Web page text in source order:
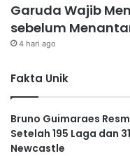
Garuda Wajib
sebelum
4 hari ago
Fakta Unik
Bruno Guimaraes
Setelah 195 Laga dan
Newcastle